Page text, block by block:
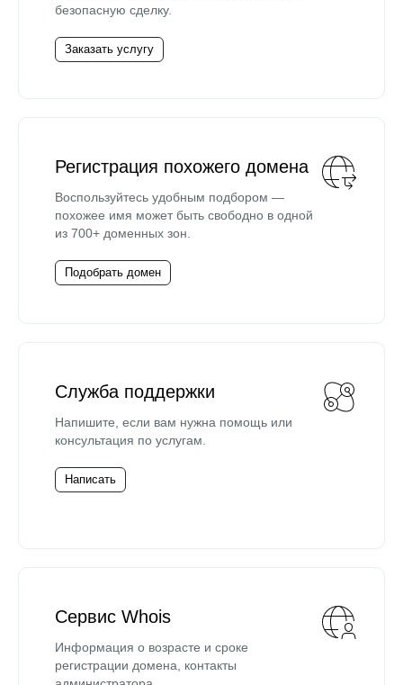
безопасную сделку.
Заказать услугу
Регистрация похожего домена
Воспользуйтесь удобным подбором —
похожее имя может быть свободно в одной
из 700+ доменных зон.
Подобрать домен
Служба поддержки
Напишите, если вам нужна помощь или
консультация по услугам.
Написать
Сервис Whois
Информация о возрасте и сроке
регистрации домена, контакты